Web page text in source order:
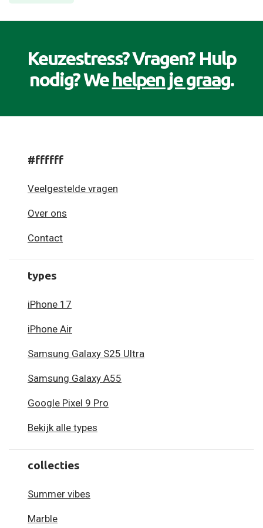
Keuzestress? Vragen? Hulp
nodig? Wehelpen je graag.
#ffffff
Veelgestelde vragen
Over ons
Contact
types
iPhone 17
iPhone Air
Samsung Galaxy S25 Ultra
Samsung Galaxy A55
Google Pixel 9 Pro
Bekijk alle types
collecties
Summer vibes
Marble